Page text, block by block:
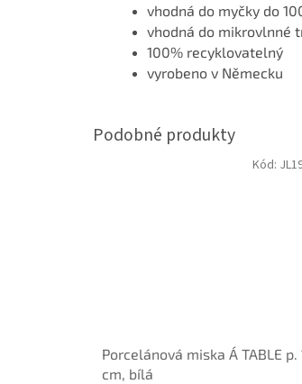
vhodná do myčky do
vhodná do mikrovlnné
100% recyklovatelný
vyrobeno v Německu
Porcelánová miska Á TABLE p.
cm, bílá
Kód: